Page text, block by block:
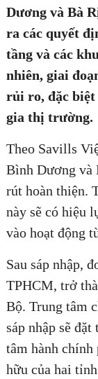
Dương và Bà
ra các quyết
tầng và các
nhiên, giai
rủi ro, đặc
gia thị trường.
Theo Savills
Bình Dương và
rút hoàn thiện.
này sẽ có hiệu
vào hoạt động
Sau sáp nhập,
TPHCM, trở
Bộ. Trung tâm
sáp nhập sẽ
tâm hành
hữu của hai